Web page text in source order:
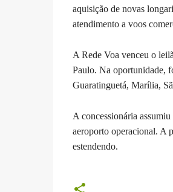
aquisição de novas
atendimento a voos
A Rede Voa venceu o
Paulo. Na oportunidade,
Guaratinguetá, Marília,
A concessionária
aeroporto operacional. A
estendendo.